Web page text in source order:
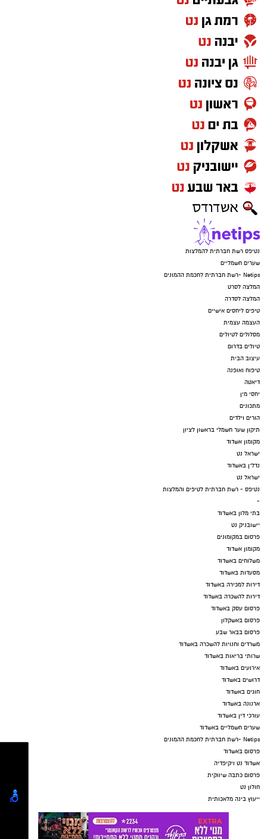
נטיפס רשת חברתית להמלצות
שערים חשמליים
Netips -רשת חברתית לחכמת ההמונים
המלצה לסרט
המלצה לסדרה
טיפים ליחסים אישיים
העצמה עצמית
מסלולים לטיולים
טיולים בדרום
עיצוב הבית
טיפוח ואופנה
דיאטה
יחסי מין
מתכונים
הורים וילדים
תיקון שער חשמלי בראשון לציון
מקומון אשדוד
ישראל נט
נדל"ן באשדוד
ישראל נט
נטיפס - רשת חברתית לטיפים והמלצות
-
בתי מלון באשדוד
יישובניק נט
פרסום במקומונים
מקומון אשדוד
משלוחים באשדוד
מסעדות באשדוד
דירות למכירה באשדוד
דירות להשכרה באשדוד
פרסום עסק באשדוד
פרסום באשקלון
פרסום בבאר שבע
משרדים וחנויות להשכרה באשדוד
שרותי בריאות באשדוד
אירועים באשדוד
דרושים באשדוד
חוגים באשדוד
ארנונה באשדוד
עורכי דין באשדוד
שערים חשמליים באשדוד
Netips -רשת חברתית לחכמת ההמונים
פרסום באשדוד
אשדוד נט ויקיפדיה
פרסום כתבה שיווקית
חולון נט
ייעוץ בינה מלאכותית